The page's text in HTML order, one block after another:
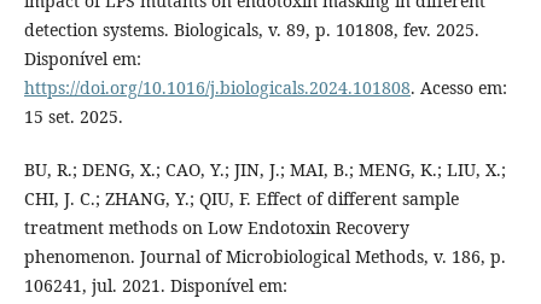
detection systems. Biologicals, v. 89, p. 101808, fev. 2025.
Disponível em:
https://doi.org/10.1016/j.biologicals.2024.101808. Acesso em:
15 set. 2025.
BU, R.; DENG, X.; CAO, Y.; JIN, J.; MAI, B.; MENG, K.; LIU, X.;
CHI, J. C.; ZHANG, Y.; QIU, F. Effect of different sample
treatment methods on Low Endotoxin Recovery
phenomenon. Journal of Microbiological Methods, v. 186, p.
106241, jul. 2021. Disponível em: